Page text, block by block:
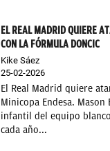
EL REAL MADRID QUIERE
CON LA FÓRMULA DONCIC
Kike Sáez
25-02-2026
El Real Madrid quiere
Minicopa Endesa.
infantil del equipo
cada año...